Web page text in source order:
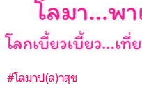
#โลมาป(ล)าสุข